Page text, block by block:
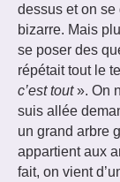
dessus et on se
bizarre. Mais
se poser des
répétait tout le
c’est tout». On
suis allée
un grand arbre
appartient aux
fait, on vient